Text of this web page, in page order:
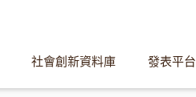
社會創新資料庫 發表平台